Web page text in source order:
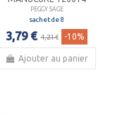
PEGGY SAGE
sachet de 8
3,79 € 4,21 € -10%
Ajouter au panier